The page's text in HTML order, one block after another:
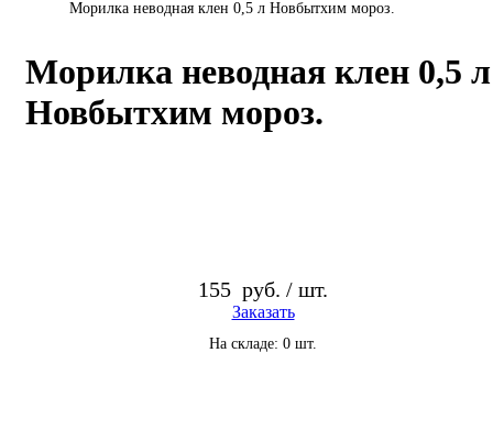
Морилка неводная клен 0,5 л Новбытхим мороз.
Морилка неводная клен 0,5 л
Новбытхим мороз.
155 руб. / шт.
Заказать
На складе: 0 шт.